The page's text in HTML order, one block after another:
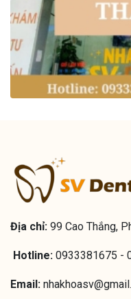
Địa chỉ: 99 Cao Thắng,
Hotline: 0933381675 -
Email: